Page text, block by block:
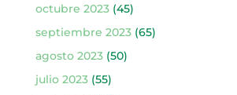
octubre 2023(45)
septiembre 2023(65)
agosto 2023(50)
julio 2023(55)